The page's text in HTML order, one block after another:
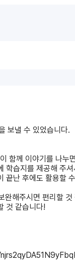
보낼 수 있었습니다.
함께 이야기를 나누
습지를 제공해 주
끝난 후에도 활용할
해주시면 편리할
것 같습니다!